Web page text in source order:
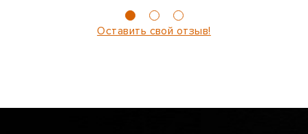
Оставить свой отзыв!